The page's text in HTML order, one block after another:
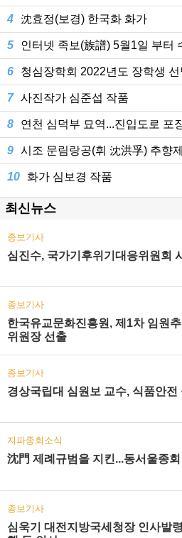
4 沈효정(보경) 한국화 화가
5 인터넷 족보(族譜) 5월1일 부터
6 청심장학회 2022년도 장학생 선
7 사진작가 심준섭 작품
8 연천 심덕부 묘역...진입도로 포
9 시조 문림랑공(휘 沈洪孚) 추향
10 화가 심보경 작품
최신뉴스
종보기사
심진수, 국가기후위기대응위원회
종보기사
한국유교문화진흥원, 제1차 임원
위원장 선출
종보기사
경상국립대 심원보 교수, 식품안
지파종회소식
沈門 제례규범을 지킨...동서울종
종보기사
심욱기 대전지방국세청장 인사발